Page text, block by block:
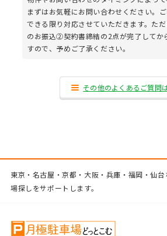
まずはお気軽にお問い合わせください。ご
できる限り対応させていただきます。た
のお振込②契約書締結の2点が完了してか
すので、予めご了承ください。
その他のよくあるご質問
東京・名古屋・京都・大阪・兵庫・福岡・仙
場探しをサポートします。